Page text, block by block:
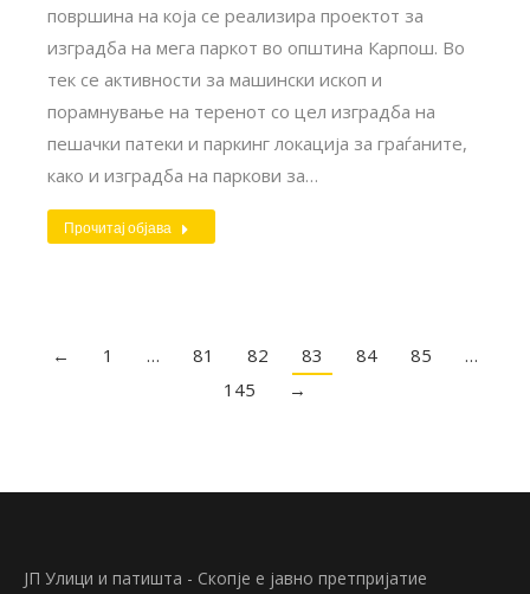
површина на која се реализира проектот за
изградба на мега паркот во општина Карпош. Во
тек се активности за машински ископ и
порамнување на теренот со цел изградба на
пешачки патеки и паркинг локација за граѓаните,
како и изградба на паркови за…
Прочитај објава
← 1 … 81 82 83 84 85
…
145
→
ЈП Улици и патишта - Скопје е јавно претпријатие